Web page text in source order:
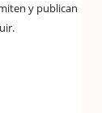
y publican